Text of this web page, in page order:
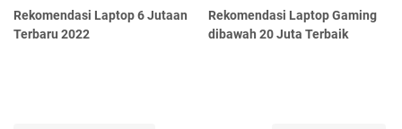
Rekomendasi Laptop 6 Jutaan
Terbaru 2022
Rekomendasi Laptop Gaming
dibawah 20 Juta Terbaik